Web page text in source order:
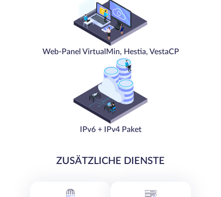
Web-Panel VirtualMin, Hestia, VestaCP
IPv6 + IPv4 Paket
ZUSÄTZLICHE DIENSTE